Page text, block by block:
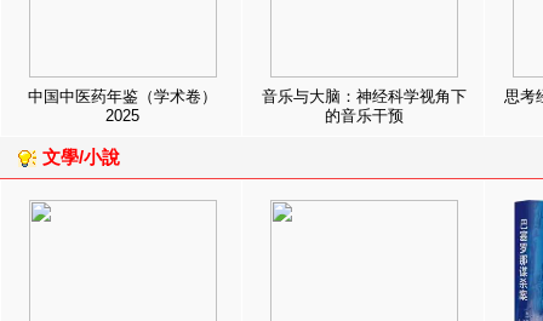
中国中医药年鉴（学术卷）
2025
音乐与大脑：神经科学视角下
的音乐干预
思考
文學/小說